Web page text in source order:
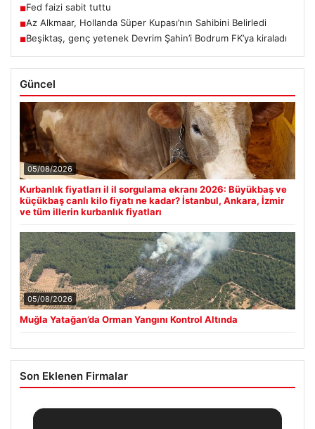
■Fed faizi sabit tuttu
■Az Alkmaar, Hollanda Süper Kupası’nın Sahibini Belirledi
■Beşiktaş, genç yetenek Devrim Şahin’i Bodrum FK’ya kiraladı
Güncel
05/08/2026
Kurbanlık fiyatları il il sorgulama ekranı 2026: Büyükbaş ve
küçükbaş canlı kilo fiyatı ne kadar? İstanbul, Ankara, İzmir
ve tüm illerin kurbanlık fiyatları
05/08/2026
Muğla Yatağan’da Orman Yangını Kontrol Altında
Son Eklenen Firmalar